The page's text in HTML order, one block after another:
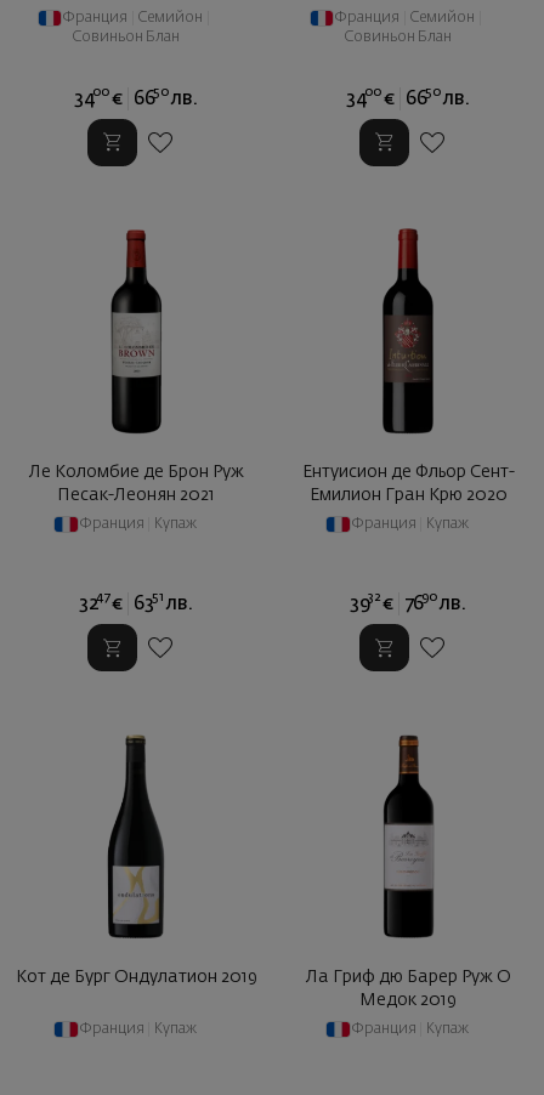
Франция Семийон
Совиньон Блан
3400 € 6650 лв.
Франция Семийон
Совиньон Блан
3400 € 6650 лв.
Ле Коломбие де Брон Руж
Песак-Леонян 2021
Франция Купаж
3247 € 6351 лв.
Ентуисион де Фльор Сент-
Емилион Гран Крю 2020
Франция Купаж
3932 € 7690 лв.
Кот де Бург Ондулатион 2019
Франция Купаж
Ла Гриф дю Барер Руж О
Медок 2019
Франция Купаж